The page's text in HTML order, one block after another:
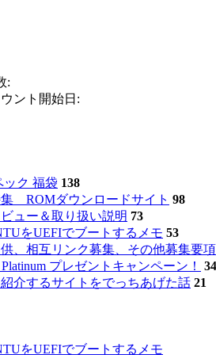
:
ント開始日:
ック 福袋 138
ROMダウンロードサイト 98
ュー＆取り扱い説明 73
をUEFIでブートするメモ 53
、相互リンク募集、その他募集要
プレゼントキャンペーン！
34
介するサイトをでっちあげた話 21
をUEFIでブートするメモ